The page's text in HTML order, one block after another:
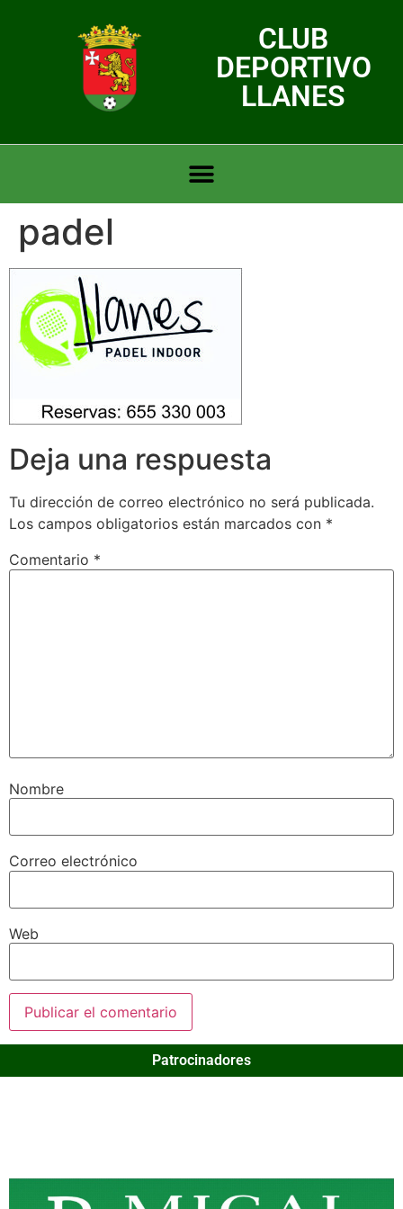
CLUB
DEPORTIVO
LLANES
padel
Deja una respuesta
Tu dirección de correo electrónico no será publicada.
Los campos obligatorios están marcados con *
Comentario *
Nombre
Correo electrónico
Web
Patrocinadores